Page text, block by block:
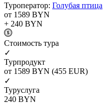
Туроператор: Голубая птица
от 1589 BYN
+ 240 BYN
Cтоимость тура
✓
Турпродукт
от 1589 BYN (455 EUR)
✓
Туруслуга
240 BYN